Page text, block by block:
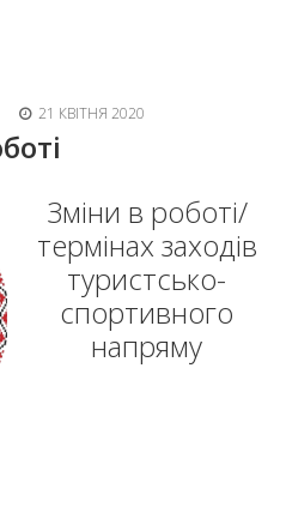
21 КВІТНЯ 2020
Зміни в роботі/
термінах заходів
туристсько-
спортивного
напряму